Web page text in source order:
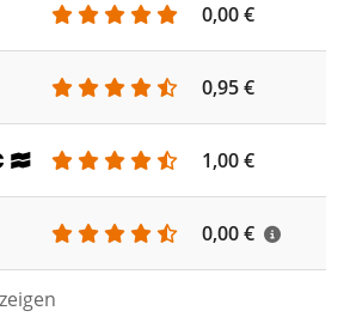
0,00 €
0,95 €
1,00 €
0,00 €